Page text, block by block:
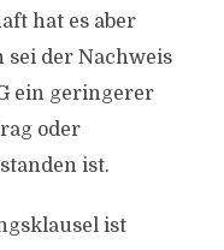
hat es aber
sei der Nachweis
ein geringerer
oder
ist.
ist